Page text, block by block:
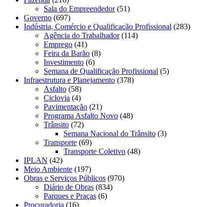
Sala do Empreendedor(51)
Governo (697)
Indústria, Comércio e Qualificação Profissional (283)
Agência do Trabalhador(114)
Emprego (41)
Feira da Barão (8)
Investimento (6)
Semana de Qualificação Profissional (5)
Infraestrutura e Planejamento (378)
Asfalto (58)
Ciclovia (4)
Pavimentação (21)
Programa Asfalto Novo (48)
Trânsito (72)
Semana Nacional do Trânsito (3)
Transporte (69)
Transporte Coletivo (48)
IPLAN (42)
Meio Ambiente (197)
Obras e Serviços Públicos (970)
Diário de Obras (834)
Parques e Praças (6)
Procuradoria (16)